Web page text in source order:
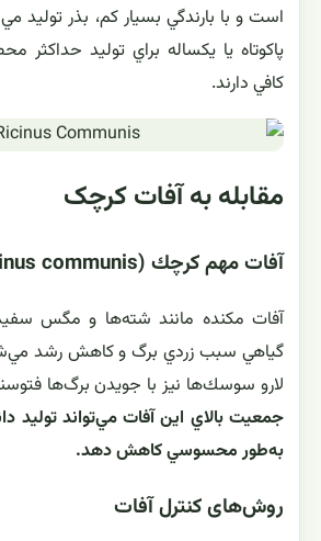
است و با بارندگي بسيار كم، بذر توليد
پاكوتاه يا يكساله براي توليد حداكثر
كافي دارند.
مقابله به آفات كرچک
آفات مهم كرچك (Ricinus communis)
آفات مكنده مانند شته‌ها و مگس
گياهي سبب زردي برگ و كاهش رشد
لارو سوسك‌ها نيز با جويدن برگ‌ها
جمعيت بالاي اين آفات مي‌تواند توليد
به‌طور محسوسي كاهش دهد.
روش‌های كنترل آفات